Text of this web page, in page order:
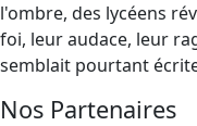
l'ombre, des lycéens
foi, leur audace, leur
semblait pourtant écrite
Nos Partenaires